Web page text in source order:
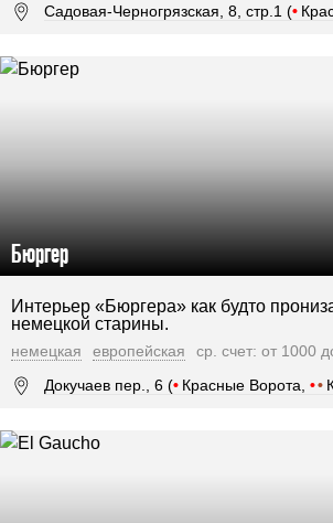
Садовая-Черногрязская, 8, стр.1 (•
Бюргер
Интерьер «Бюргера» как будто
немецкой старины.
немецкая европейская
ср. счет: от 1000
Докучаев пер., 6 (• Красные Ворота, ••